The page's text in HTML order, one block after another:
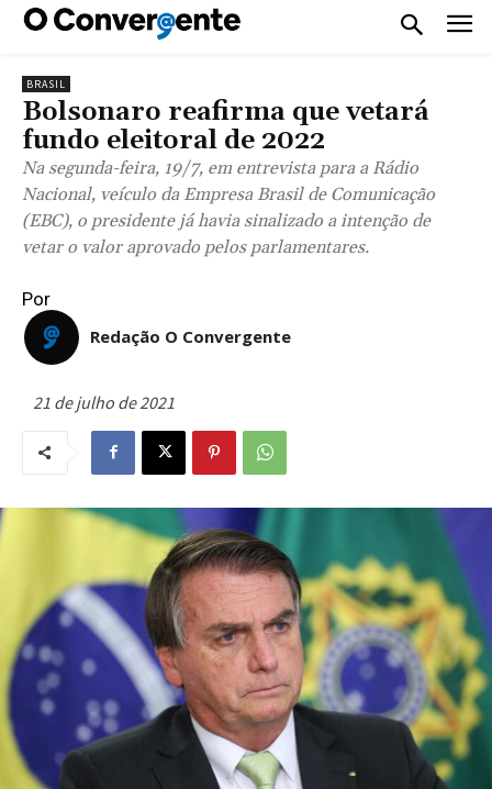
BRASIL
Bolsonaro reafirma que vetará
fundo eleitoral de 2022
Na segunda-feira, 19/7, em entrevista para a Rádio
Nacional, veículo da Empresa Brasil de Comunicação
(EBC), o presidente já havia sinalizado a intenção de
vetar o valor aprovado pelos parlamentares.
Por
Redação O Convergente
21 de julho de 2021